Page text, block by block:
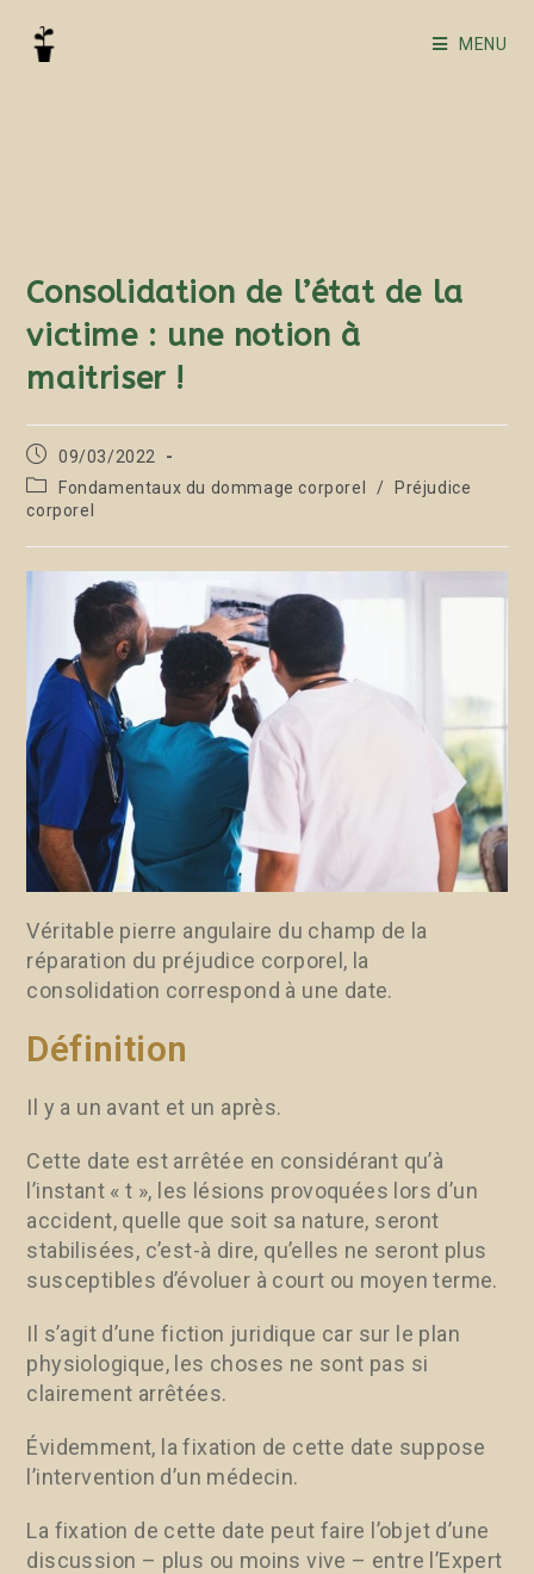
MENU
Consolidation de l’état de la
victime : une notion à
maitriser !
09/03/2022
Fondamentaux du dommage corporel
/
Préjudice
corporel
Véritable pierre angulaire du champ de la
réparation du préjudice corporel, la
consolidation correspond à une date.
Définition
Il y a un avant et un après.
Cette date est arrêtée en considérant qu’à
l’instant « t », les lésions provoquées lors d’un
accident, quelle que soit sa nature, seront
stabilisées, c’est-à dire, qu’elles ne seront plus
susceptibles d’évoluer à court ou moyen terme.
Il s’agit d’une fiction juridique car sur le plan
physiologique, les choses ne sont pas si
clairement arrêtées.
Évidemment, la fixation de cette date suppose
l’intervention d’un médecin.
La fixation de cette date peut faire l’objet d’une
discussion – plus ou moins vive – entre l’Expert